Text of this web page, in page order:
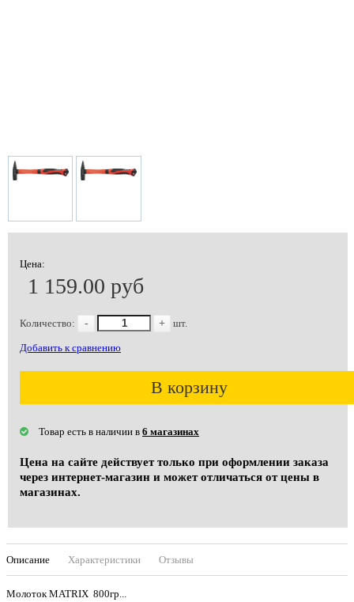
Цена:
1 159.00 руб
Количество: - + шт.
Добавить к сравнению
В корзину
Товар есть в наличии в 6 магазинах
Цена на сайте действует только при оформлении заказа
через интернет-магазин и может отличаться от цены в
магазинах.
Описание Характеристики Отзывы
Молоток MATRIX 800гр...